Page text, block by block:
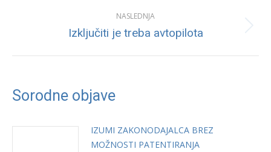
NASLEDNJA
Next
Izključiti je treba avtopilota
Sorodne objave
IZUMI ZAKONODAJALCA BREZ
MOŽNOSTI PATENTIRANJA